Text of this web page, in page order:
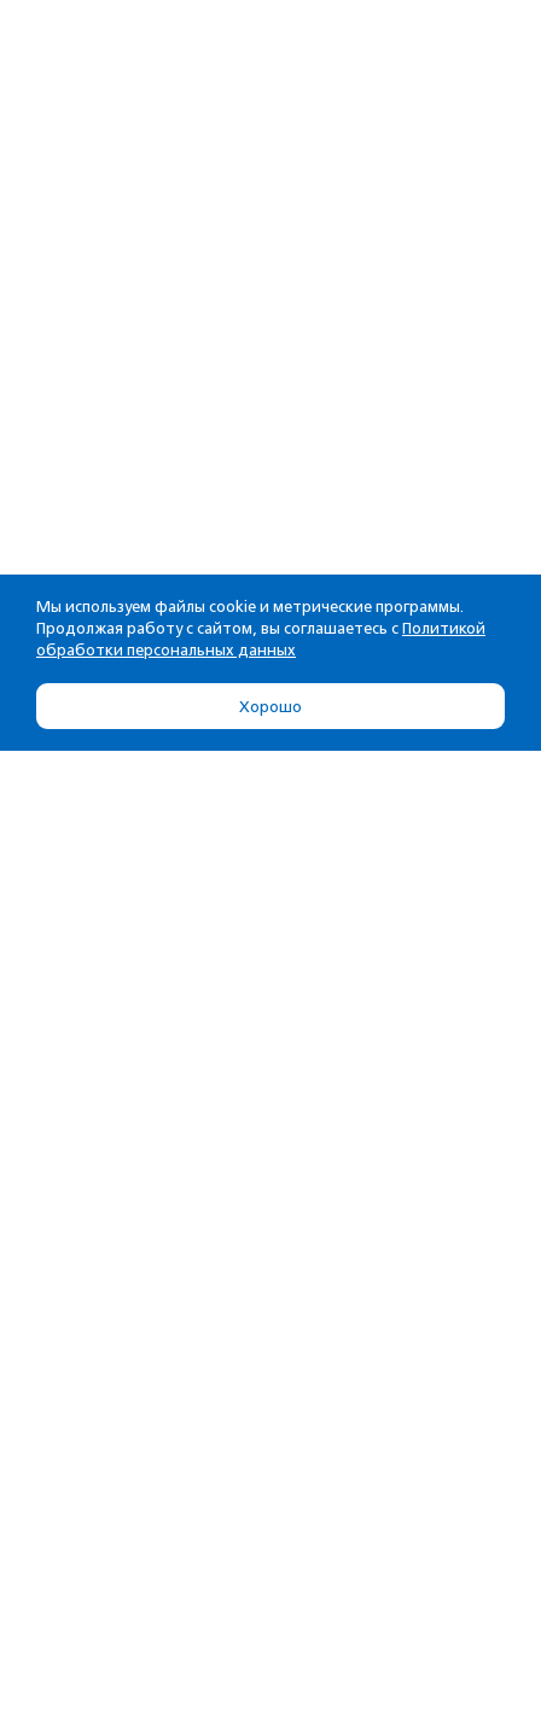
Мы используем файлы cookie и метрические программы.
Продолжая работу с сайтом, вы соглашаетесь с Политикой
обработки персональных данных
Хорошо